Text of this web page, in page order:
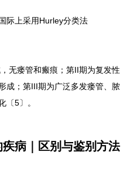
际上采用Hurley分类法
无瘘管和瘢痕；第II期为复发性
成；第III期为广泛多发瘘管、脓
〔5〕。
病｜区别与鉴别方法